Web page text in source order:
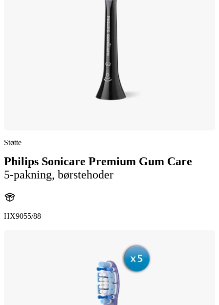
Støtte
Philips Sonicare Premium Gum Care
5-pakning, børstehoder
HX9055/88